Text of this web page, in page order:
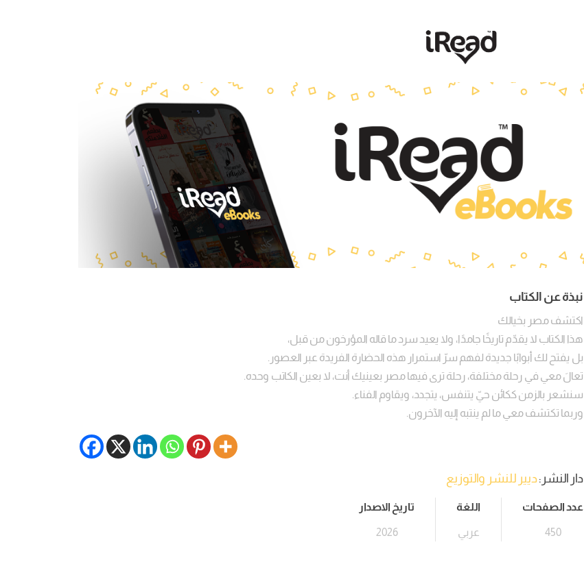
نبذة عن الكتاب
اكتشف مصر بخيالك
هذا الكتاب لا يقدّم تاريخًا جامدًا، ولا يعيد سرد ما قاله المؤرخون من قبل،
بل يفتح لك أبوابًا جديدة لفهم سرّ استمرار هذه الحضارة الفريدة عبر العصور.
تعالَ معي في رحلة مختلفة، رحلة ترى فيها مصر بعينيك أنت، لا بعين الكاتب وحده.
سنشعر بالزمن ككائن حيّ يتنفس، يتجدد، ويقاوم الفناء.
وربما تكتشف معي ما لم ينتبه إليه الآخرون.
دار النشر:ديير للنشر والتوزيع
عدد الصفحات
450
اللغة
عربي
تاريخ الاصدار
2026